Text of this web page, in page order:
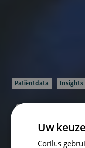
Patiëntdata Insights
Arts,
Uw
Corilus